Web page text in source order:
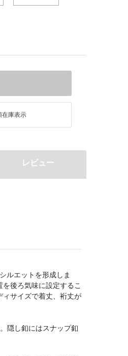
在庫表示
レビュー
ルエットを形成しま
後ろ気味に設定するこ
ィサイズで着丈、裄丈が
隠し釦にはスナップ釦